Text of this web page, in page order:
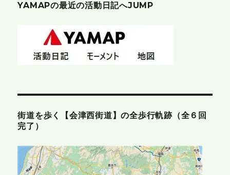
YAMAPの最近の活動日記へJUMP
街道を歩く【会津西街道】の全歩行軌跡（全６回
完了）